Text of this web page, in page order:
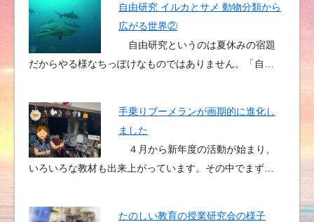
自由研究 イルカとサメ 動物分類から
広がる世界②
自由研究というのは夏休みの宿題
だからやる様なちっぽけなものではありません。「自…
手乗りブーメランが画期的に進化し
ました
４月から新年度の活動が始まり、
いろいろな教材も出来上がっています。その中でまず…
たのしい教育の授業研究会の様子